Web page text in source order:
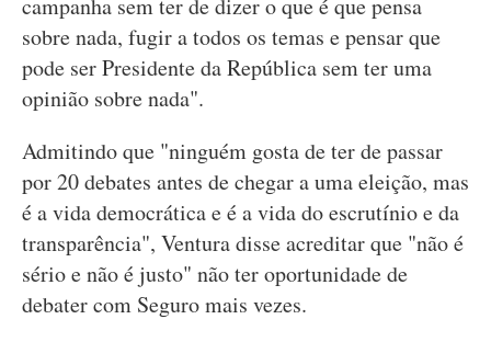
campanha sem ter de dizer o que é que pensa
sobre nada, fugir a todos os temas e pensar que
pode ser Presidente da República sem ter uma
opinião sobre nada".
Admitindo que "ninguém gosta de ter de passar
por 20 debates antes de chegar a uma eleição, mas
é a vida democrática e é a vida do escrutínio e da
transparência", Ventura disse acreditar que "não é
sério e não é justo" não ter oportunidade de
debater com Seguro mais vezes.